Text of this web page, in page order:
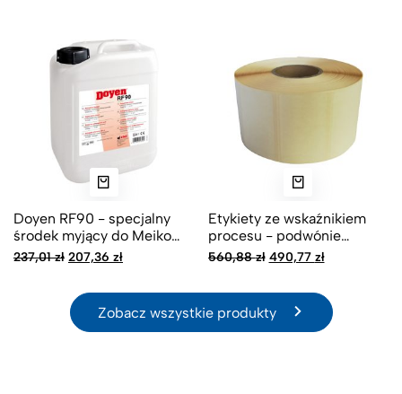
Doyen RF90 - specjalny
środek myjący do Meiko
TopClean 60
237,01zł Pierwotna
237,01 zł.
207,36 złAktualna
207,36 zł.
Etykiety ze wskaźnikiem
procesu - podwónie
przylepne
560,88zł Pierwotna
560,88 zł.
490,77 złAktualna
490,77 zł.
Zobacz wszystkie produkty